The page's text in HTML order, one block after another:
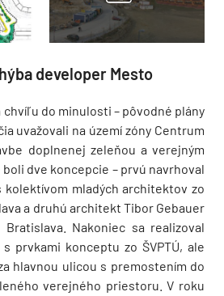
developer Mesto
chvíľu do minulosti – pôvodné plány
uvažovali na území zóny Centrum
doplnenej zeleňou a verejným
dve koncepcie – prvú navrhoval
mladých architektov zo
a druhú architekt Tibor Gebauer
Bratislava. Nakoniec sa realizoval
prvkami konceptu zo ŠVPTÚ, ale
hlavnou ulicou s premostením do
verejného priestoru. V roku